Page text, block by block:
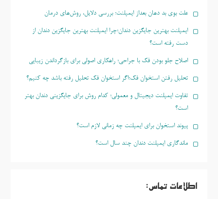
علت بوی بد دهان بعداز ایمپلنت؛ بررسی دلایل، روش‌های درمان
ایمپلنت بهترین جایگزین دندان؛چرا ایمپلنت بهترین جایگزین دندان از
دست رفته است؟
اصلاح جلو بودن فک با جراحی؛ راهکاری اصولی برای بازگرداندن زیبایی
تحلیل رفتن استخوان فک؛اگر استخوان فک تحلیل رفته باشد چه کنیم؟
تفاوت ایمپلنت دیجیتال و معمولی؛ کدام روش برای جایگزینی دندان بهتر
است؟
پیوند استخوان برای ایمپلنت چه زمانی لازم است؟
ماندگاری ایمپلنت دندان چند سال است؟
اطلاعات تماس: